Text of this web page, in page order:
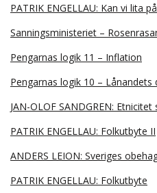
PATRIK ENGELLAU: Kan vi lita
Sanningsministeriet –
Pengarnas logik 11 – Inflation
Pengarnas logik 10 – Lånandets
JAN-OLOF SANDGREN: Etnicitet
PATRIK ENGELLAU: Folkutbyte II
ANDERS LEION: Sveriges
PATRIK ENGELLAU: Folkutbyte